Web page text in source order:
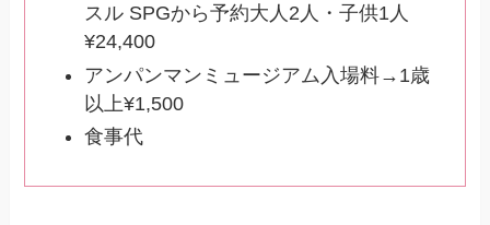
スル SPGから予約大人2人・子供1人
¥24,400
アンパンマンミュージアム入場料→1歳
以上¥1,500
食事代